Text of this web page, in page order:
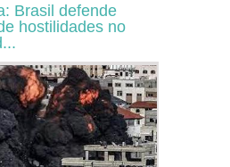
Brasil defende
hostilidades no